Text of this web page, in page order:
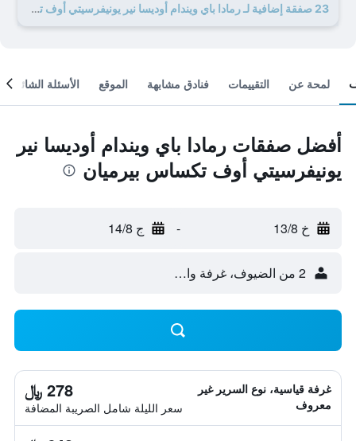
23 صفقة إضافية لـ رمادا باي ويندام أوديسا نير يونيفرسيتي أوف تكساس بيرميان
لمحة عن التقييمات فنادق مشابهة الموقع الأسئلة الشائعة
أفضل صفقات رمادا باي ويندام أوديسا نير
يونيفرسيتي أوف تكساس بيرميان
خ 13/8 - ج 14/8
2 من الضيوف، غرفة واحدة
غرفة قياسية، نوع السرير غير
معروف
278 ﷼
سعر الليلة شامل الصريبة المضافة